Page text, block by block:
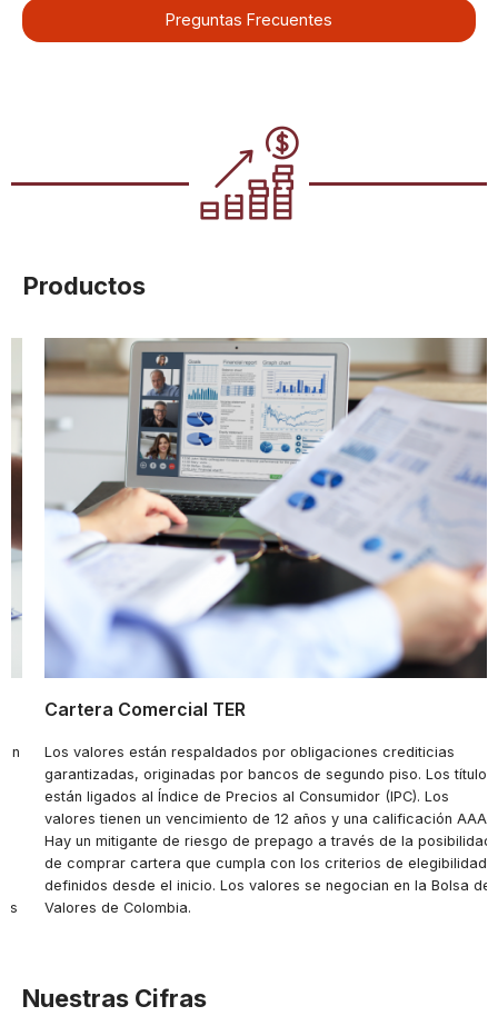
Preguntas Frecuentes
Productos
Cartera Comercial TER
Los valores están respaldados por obligaciones crediticias
garantizadas, originadas por bancos de segundo piso. Los títulos
están ligados al Índice de Precios al Consumidor (IPC). Los
valores tienen un vencimiento de 12 años y una calificación AAA.
Hay un mitigante de riesgo de prepago a través de la posibilidad
de comprar cartera que cumpla con los criterios de elegibilidad
definidos desde el inicio. Los valores se negocian en la Bolsa de
Valores de Colombia.
Nuestras Cifras